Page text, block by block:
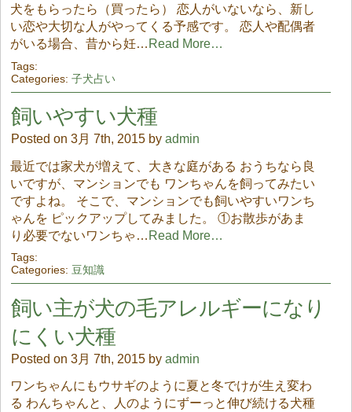
犬をもらったら（買ったら） 恋人がいないなら、新し
い恋や大切な人がやってくる予感です。 恋人や配偶者
がいる場合、昔から妊… Read More…
Tags:
Categories: 子犬占い
飼いやすい犬種
Posted on 3月 7th, 2015 by admin
最近では家犬が増えて、大きな庭がある おうちなら良
いですが、マンションでも ワンちゃんを飼ってみたい
ですよね。 そこで、マンションでも飼いやすいワンち
ゃんを ピックアップしてみました。 ①お散歩があま
り必要でないワンちゃ… Read More…
Tags:
Categories: 豆知識
飼い主が犬の毛アレルギーになり
にくい犬種
Posted on 3月 7th, 2015 by admin
ワンちゃんにもウサギのように夏と冬でけが生え変わ
る わんちゃんと、人のようにずーっと伸び続ける犬種